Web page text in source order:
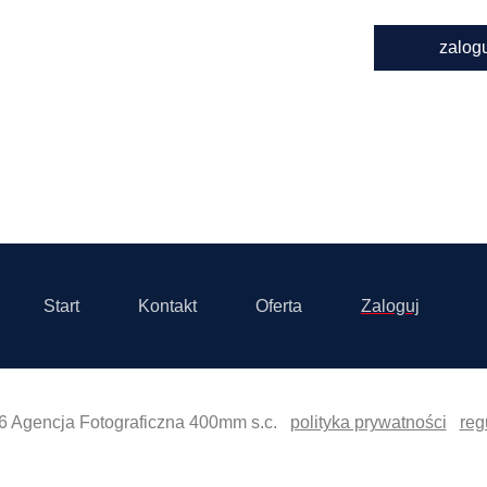
Start Kontakt Oferta Zaloguj
Agencja Fotograficzna 400mm s.c. polityka prywatności